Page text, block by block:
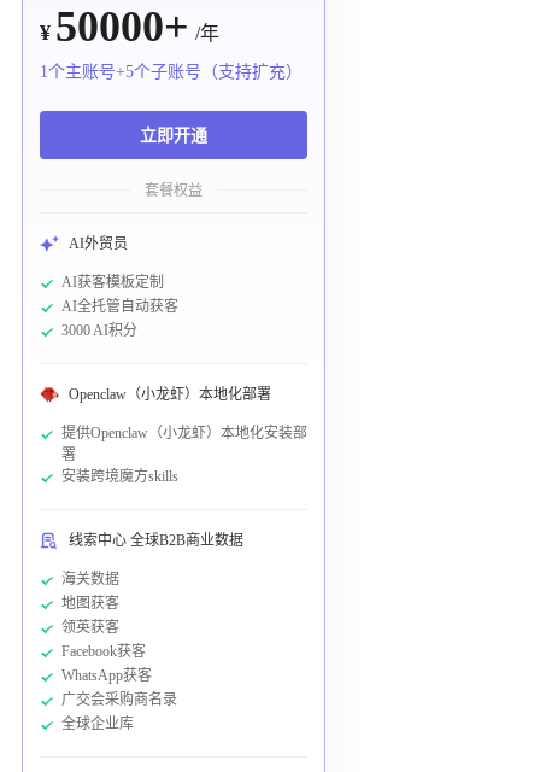
¥ 50000+ /年
1个主账号+5个子账号（支持扩充）
立即开通
套餐权益
AI外贸员
AI获客模板定制
AI全托管自动获客
3000 AI积分
Openclaw（小龙虾）本地化部署
提供Openclaw（小龙虾）本地化安装部
署
安装跨境魔方skills
线索中心 全球B2B商业数据
海关数据
地图获客
领英获客
Facebook获客
WhatsApp获客
广交会采购商名录
全球企业库